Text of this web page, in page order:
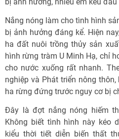
Nắng nóng làm cho tình hình
bị ảnh hưởng đáng kể. Hiện
ha đất nuôi trồng thủy sản
hình rừng tràm U Minh Hạ, chỉ
cho nước xuống rất nhanh.
nghiệp và Phát triển nông
ha rừng đứng trước nguy cơ bị
Đây là đợt nắng nóng hiếm
Không biết tình hình này kéo
kiểu thời tiết diễn biến thất